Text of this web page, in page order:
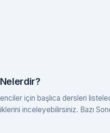
için başlıca dersleri
inceleyebilirsiniz. Bazı